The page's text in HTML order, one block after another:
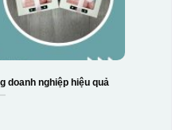
decal lên bát cơm
doanh nghiệp hiệu quả